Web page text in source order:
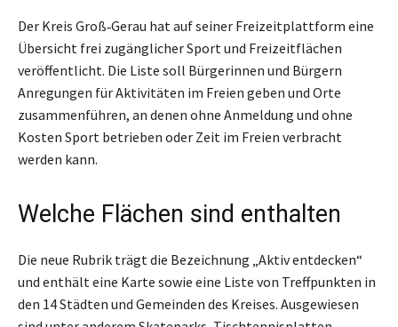
Der Kreis Groß‑Gerau hat auf seiner Freizeitplattform eine
Übersicht frei zugänglicher Sport und Freizeitflächen
veröffentlicht. Die Liste soll Bürgerinnen und Bürgern
Anregungen für Aktivitäten im Freien geben und Orte
zusammenführen, an denen ohne Anmeldung und ohne
Kosten Sport betrieben oder Zeit im Freien verbracht
werden kann.
Welche Flächen sind enthalten
Die neue Rubrik trägt die Bezeichnung „Aktiv entdecken“
und enthält eine Karte sowie eine Liste von Treffpunkten in
den 14 Städten und Gemeinden des Kreises. Ausgewiesen